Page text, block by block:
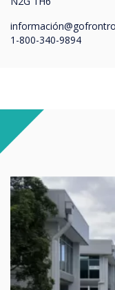
informació
1-800-340-9894